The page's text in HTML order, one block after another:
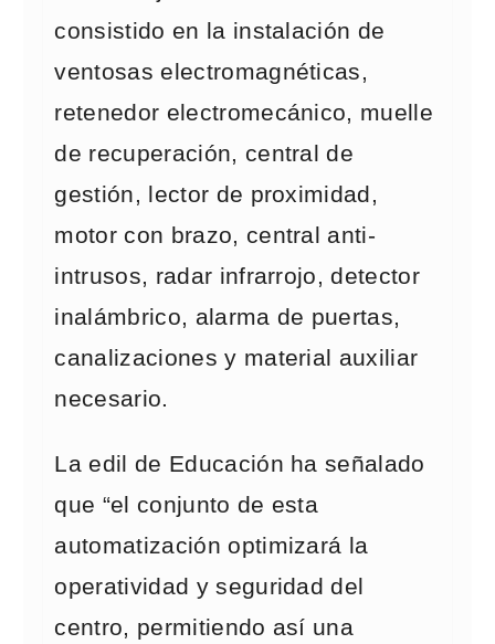
consistido en la instalación de
ventosas electromagnéticas,
retenedor electromecánico, muelle
de recuperación, central de
gestión, lector de proximidad,
motor con brazo, central anti-
intrusos, radar infrarrojo, detector
inalámbrico, alarma de puertas,
canalizaciones y material auxiliar
necesario.
La edil de Educación ha señalado
que “el conjunto de esta
automatización optimizará la
operatividad y seguridad del
centro, permitiendo así una